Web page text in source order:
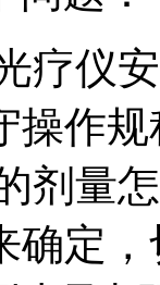
疗仪
操作
剂量
确定